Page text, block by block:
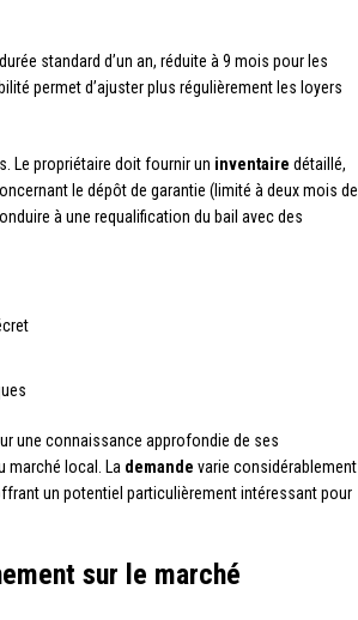
standard d’un an, réduite à 9 mois pour les
permet d’ajuster plus régulièrement les loyers
Le propriétaire doit fournir un inventaire détaillé,
le dépôt de garantie (limité à deux mois de
à une requalification du bail avec des
une connaissance approfondie de ses
marché local. La demande varie considérablement
un potentiel particulièrement intéressant pour
sur le marché